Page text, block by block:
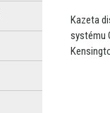
Kazeta
systému